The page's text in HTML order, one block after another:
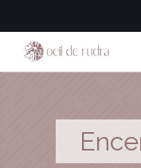
Guide Rudraksha